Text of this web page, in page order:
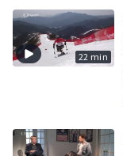
22 min